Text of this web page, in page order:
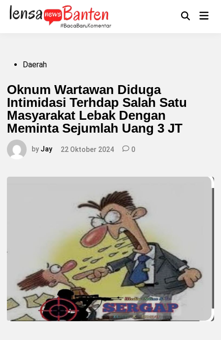
Skip
content
OpenMain
PostedDaerah
Oknum Wartawan Diduga
Intimidasi Terhdap Salah Satu
Masyarakat Lebak Dengan
Meminta Sejumlah Uang 3 JT
by Jay 22 Oktober 2024 0